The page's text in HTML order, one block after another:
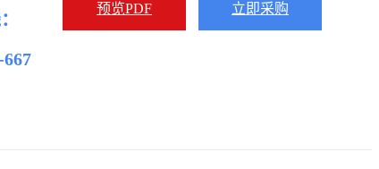
667
预览PDF 立即采购